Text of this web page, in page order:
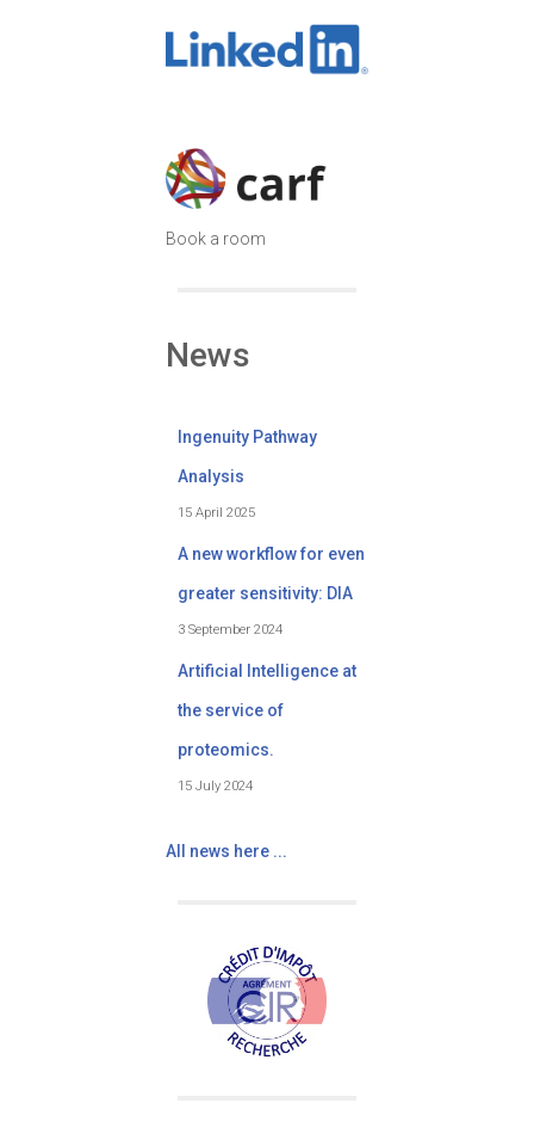
Book a room
News
Ingenuity Pathway
Analysis
15 April 2025
A new workflow for even
greater sensitivity: DIA
3 September 2024
Artificial Intelligence at
the service of
proteomics.
15 July 2024
All news here ...